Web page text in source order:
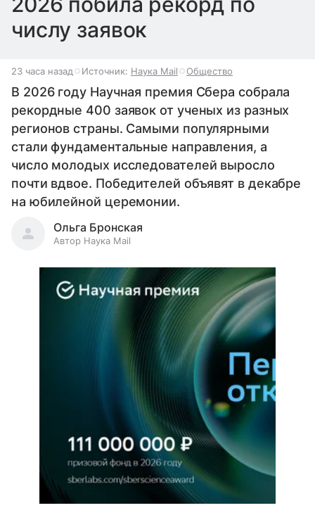
числу заявок
23 часа назад Источник: Наука Mail Общество
В 2026 году Научная премия Сбера собрала
рекордные 400 заявок от ученых из разных
регионов страны. Самыми популярными
стали фундаментальные направления, а
число молодых исследователей выросло
почти вдвое. Победителей объявят в декабре
на юбилейной церемонии.
Ольга Бронская
Автор Наука Mail